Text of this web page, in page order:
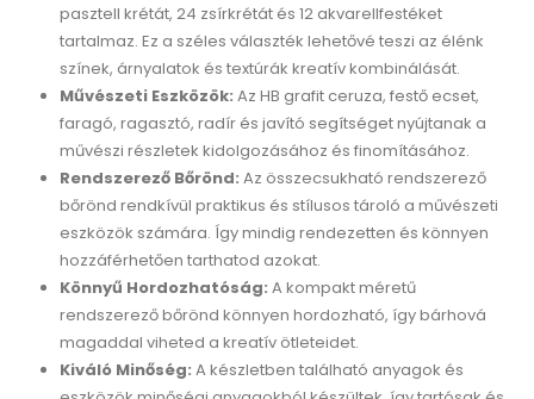
pasztell krétát, 24 zsírkrétát és 12 akvarellfestéket
tartalmaz. Ez a széles választék lehetővé teszi az élénk
színek, árnyalatok és textúrák kreatív kombinálását.
Művészeti Eszközök: Az HB grafit ceruza, festő ecset,
faragó, ragasztó, radír és javító segítséget nyújtanak a
művészi részletek kidolgozásához és finomításához.
Rendszerező Bőrönd: Az összecsukható rendszerező
bőrönd rendkívül praktikus és stílusos tároló a művészeti
eszközök számára. Így mindig rendezetten és könnyen
hozzáférhetően tarthatod azokat.
Könnyű Hordozhatóság: A kompakt méretű
rendszerező bőrönd könnyen hordozható, így bárhová
magaddal viheted a kreatív ötleteidet.
Kiváló Minőség: A készletben található anyagok és